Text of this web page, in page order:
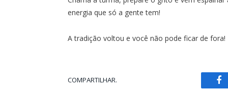
energia que só a gente tem!
A tradição voltou e você não pode ficar de fora!
COMPARTILHAR.